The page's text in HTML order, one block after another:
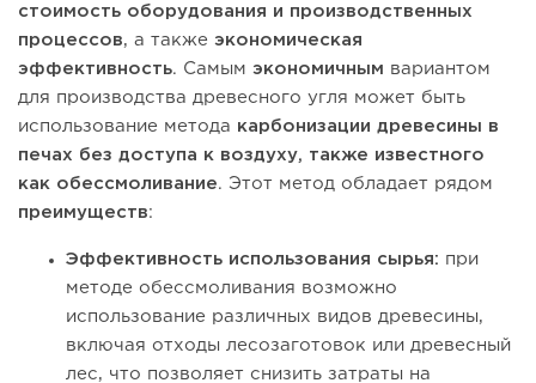
стоимость оборудования и производственных
процессов, а также экономическая
эффективность. Самым экономичным вариантом
для производства древесного угля может быть
использование метода карбонизации древесины в
печах без доступа к воздуху, также известного
как обессмоливание. Этот метод обладает рядом
преимуществ:
Эффективность использования сырья: при
методе обессмоливания возможно
использование различных видов древесины,
включая отходы лесозаготовок или древесный
лес, что позволяет снизить затраты на